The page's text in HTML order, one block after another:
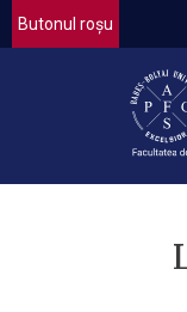
Butonul roșu